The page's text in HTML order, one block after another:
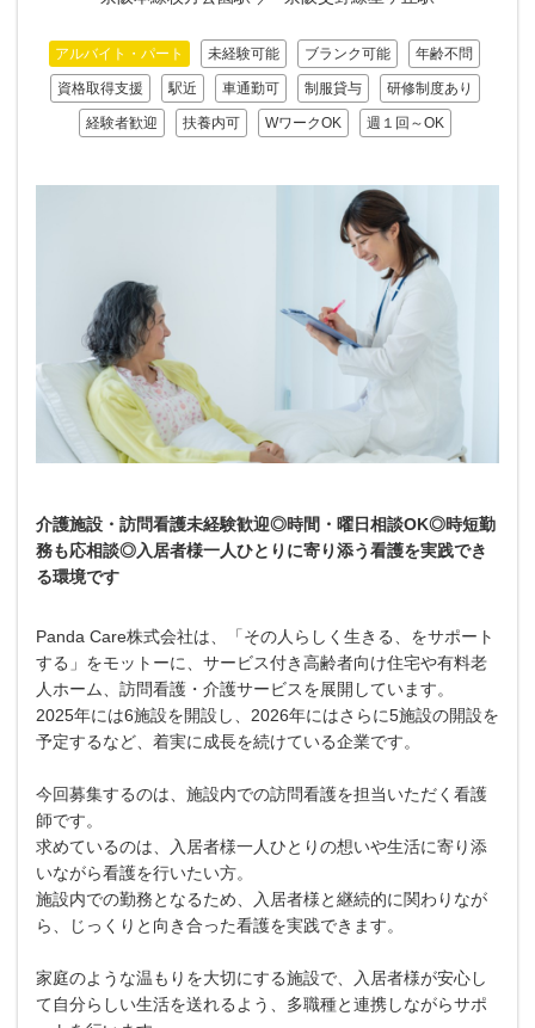
アルバイト・パート 未経験可能 ブランク可能 年齢不問
資格取得支援 駅近 車通勤可 制服貸与 研修制度あり
経験者歓迎 扶養内可 WワークOK 週１回～OK
介護施設・訪問看護未経験歓迎◎時間・曜日相談OK◎時短勤
務も応相談◎入居者様一人ひとりに寄り添う看護を実践でき
る環境です
Panda Care株式会社は、「その人らしく生きる、をサポート
する」をモットーに、サービス付き高齢者向け住宅や有料老
人ホーム、訪問看護・介護サービスを展開しています。
2025年には6施設を開設し、2026年にはさらに5施設の開設を
予定するなど、着実に成長を続けている企業です。
今回募集するのは、施設内での訪問看護を担当いただく看護
師です。
求めているのは、入居者様一人ひとりの想いや生活に寄り添
いながら看護を行いたい方。
施設内での勤務となるため、入居者様と継続的に関わりなが
ら、じっくりと向き合った看護を実践できます。
家庭のような温もりを大切にする施設で、入居者様が安心し
て自分らしい生活を送れるよう、多職種と連携しながらサポ